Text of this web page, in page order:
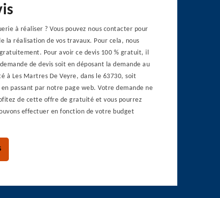
à réaliser ? Vous pouvez nous contacter pour
la réalisation de vos travaux. Pour cela, nous
Pour avoir ce devis 100 % gratuit, il
de devis soit en déposant la demande au
à Les Martres De Veyre, dans le 63730, soit
passant par notre page web. Votre demande ne
de cette offre de gratuité et vous pourrez
effectuer en fonction de votre budget